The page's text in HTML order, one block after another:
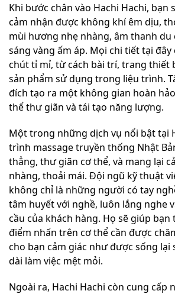
Khi bước chân vào Hachi Hachi, bạn
cảm nhận được không khí êm dịu,
mùi hương nhẹ nhàng, âm thanh
sáng vàng ấm áp. Mọi chi tiết tại
chút tỉ mỉ, từ cách bài trí, trang thiết
sản phẩm sử dụng trong liệu trình.
đích tạo ra một không gian hoàn
thể thư giãn và tái tạo năng lượng.
Một trong những dịch vụ nổi bật tại
trình massage truyền thống Nhật
thẳng, thư giãn cơ thể, và mang lại
nhàng, thoải mái. Đội ngũ kỹ thuật
không chỉ là những người có tay
tâm huyết với nghề, luôn lắng nghe
cầu của khách hàng. Họ sẽ giúp
điểm nhấn trên cơ thể cần được
cho bạn cảm giác như được sống lại
dài làm việc mệt mỏi.
Ngoài ra, Hachi Hachi còn cung cấp